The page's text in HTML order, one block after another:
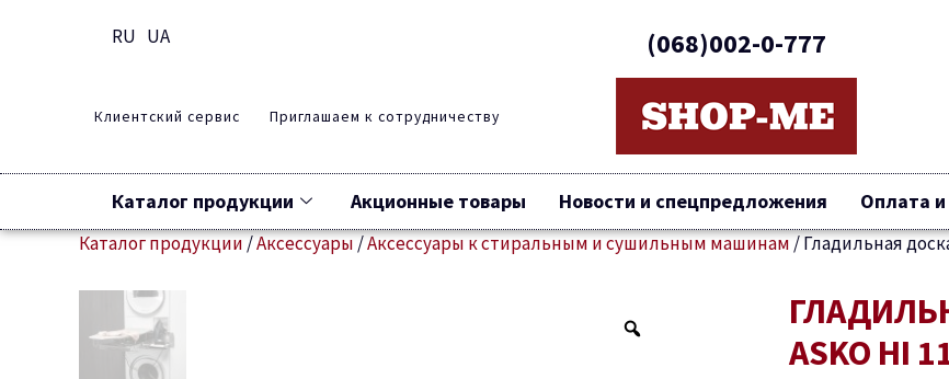
RU UA (068)002-0-777
Клиентский сервис Приглашаем к сотрудничеству
Каталог продукции Акционные товары Новости и спецпредложения Оплата
Каталог продукции/Аксессуары/Аксессуары к стиральным и сушильным машинам/Гладильная
ASKO HI
Количество
товара
Гладильная